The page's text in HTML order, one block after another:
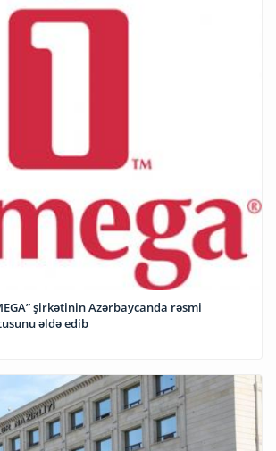
şirkətinin Azərbaycanda rəsmi
əldə edib